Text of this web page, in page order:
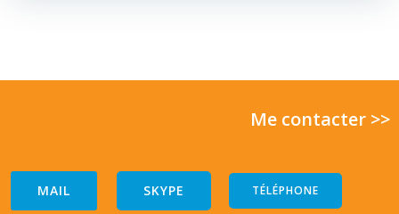
Me contacter >>
MAIL SKYPE TÉLÉPHONE